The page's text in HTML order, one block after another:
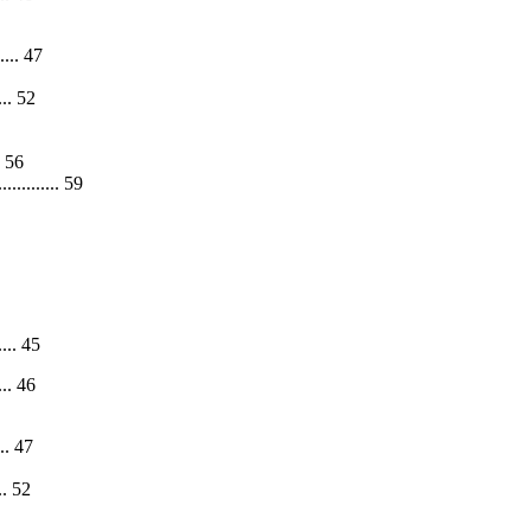
47
52
56
59
45
46
47
52